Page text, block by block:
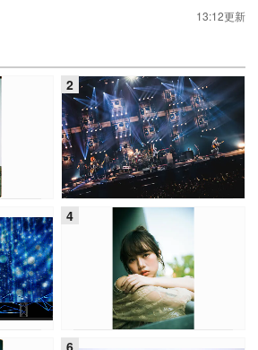
13:12更新